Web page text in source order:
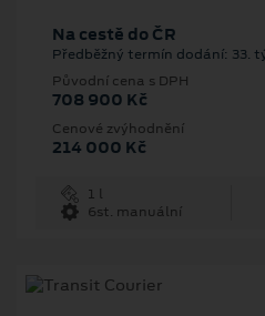
Na cestě do ČR
Předběžný termín dodání: 33.
Původní cena s DPH
708 900 Kč
Cenové zvýhodnění
214 000 Kč
1 l
6st. manuální